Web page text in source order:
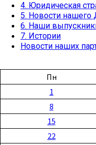
4. Юридическая
5. Новости нашего
6. Наши
7. Истории
Новости наших
Пн
1
8
15
22